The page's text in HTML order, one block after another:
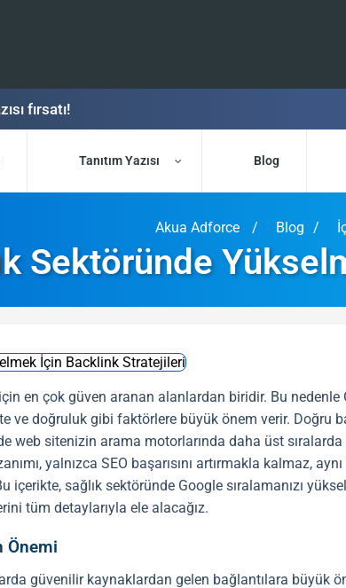
fırsatı!
Tanıtım Yazısı Blog
Akua Adforce Blog
Sektöründe
en çok güven aranan alanlardan biridir. Bu nedenle
ve doğruluk gibi faktörlere büyük önem verir. Doğru
web sitenizin arama motorlarında daha üst sıralarda
yalnızca SEO başarısını artırmakla kalmaz,
içerikte, sağlık sektöründe Google sıralamanızı
tüm detaylarıyla ele alacağız.
Önemi
güvenilir kaynaklardan gelen bağlantılara büyük